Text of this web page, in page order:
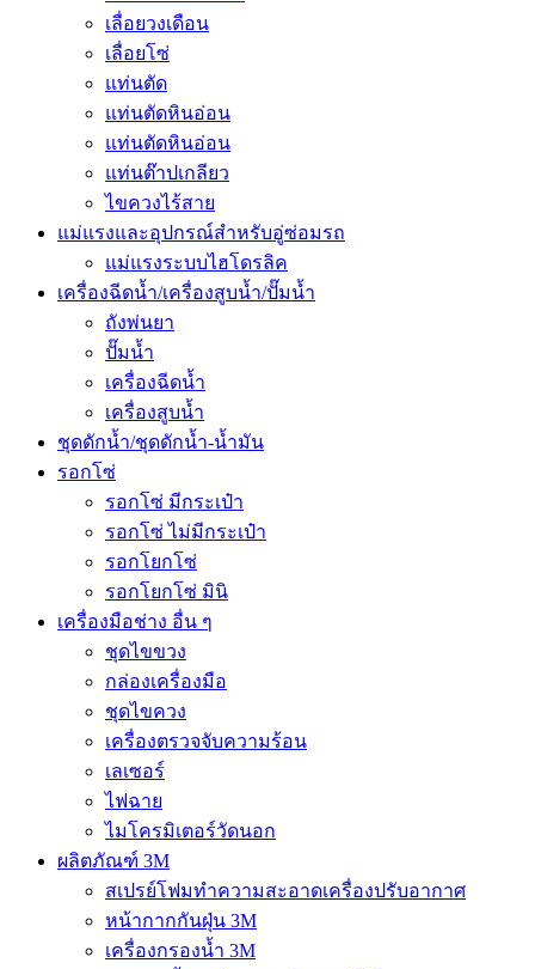
เลื่อยวงเดือน
เลื่อยโซ่
แท่นตัด
แท่นตัดหินอ่อน
แท่นตัดหินอ่อน
แท่นต๊าปเกลียว
ไขควงไร้สาย
แม่แรงและอุปกรณ์สำหรับอู่ซ่อมรถ
แม่แรงระบบไฮโดรลิค
เครื่องฉีดน้ำ/เครื่องสูบน้ำ/ปั๊มน้ำ
ถังพ่นยา
ปั๊มน้ำ
เครื่องฉีดน้ำ
เครื่องสูบน้ำ
ชุดดักน้ำ/ชุดดักน้ำ-น้ำมัน
รอกโซ่
รอกโซ่ มีกระเป๋า
รอกโซ่ ไม่มีกระเป๋า
รอกโยกโซ่
รอกโยกโซ่ มินิ
เครื่องมือช่าง อื่น ๆ
ชุดไขขวง
กล่องเครื่องมือ
ชุดไขควง
เครื่องตรวจจับความร้อน
เลเซอร์
ไฟฉาย
ไมโครมิเตอร์วัดนอก
ผลิตภัณฑ์ 3M
สเปรย์โฟมทำความสะอาดเครื่องปรับอากาศ
หน้ากากกันฝุ่น 3M
เครื่องกรองน้ำ 3M